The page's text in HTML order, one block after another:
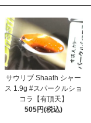
サウリブ Shaath シャー
ス 1.9g #スパークルショ
コラ【有頂天】
505円(税込)